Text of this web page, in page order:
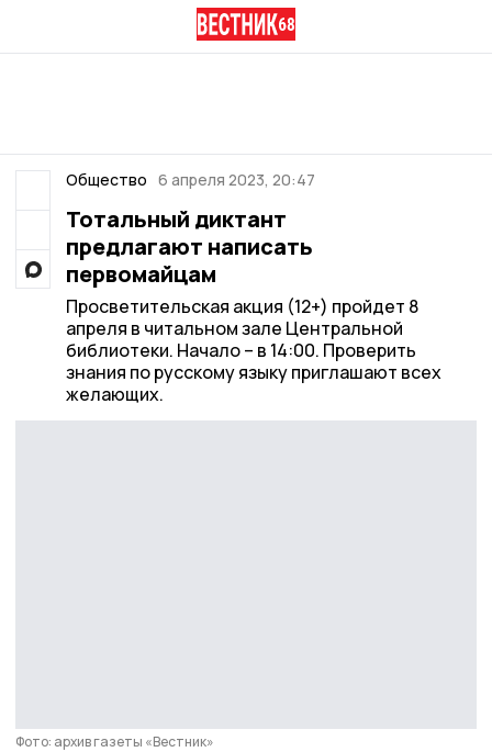
Общество 6 апреля 2023, 20:47
Тотальный диктант
предлагают написать
первомайцам
Просветительская акция (12+) пройдет 8
апреля в читальном зале Центральной
библиотеки. Начало – в 14:00. Проверить
знания по русскому языку приглашают всех
желающих.
Фото: архив газеты «Вестник»